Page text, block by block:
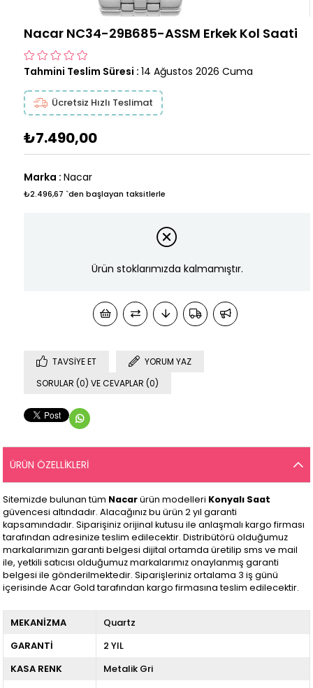
Nacar NC34-29B685-ASSM Erkek Kol Saati
Tahmini Teslim Süresi : 14 Ağustos 2026 Cuma
Ücretsiz Hızlı Teslimat
₺7.490,00
Marka : Nacar
₺2.496,67 `den başlayan taksitlerle
Ürün stoklarımızda kalmamıştır.
TAVSIYE ET
YORUM YAZ
SORULAR (0) VE CEVAPLAR (0)
ÜRÜN ÖZELLIKLERI
Sitemizde bulunan tüm Nacarürün modelleri Konyalı Saat
güvencesi altındadır. Alacağınız bu ürün 2 yıl garanti
kapsamındadır. Siparişiniz orijinal kutusu ile anlaşmalı kargo firması
tarafından adresinize teslim edilecektir. Distribütörü olduğumuz
markalarımızın garanti belgesi dijital ortamda üretilip sms ve mail
ile, yetkili satıcısı olduğumuz markalarımız onaylanmış garanti
belgesi ile gönderilmektedir. Siparişleriniz ortalama 3 iş günü
içerisinde Acar Gold tarafından kargo firmasına teslim edilecektir.
MEKANİZMA
Quartz
GARANTİ
2 YIL
KASA RENK
Metalik Gri